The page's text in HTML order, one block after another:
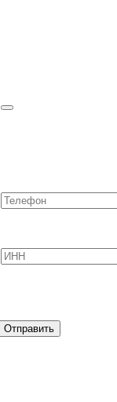
Отправить